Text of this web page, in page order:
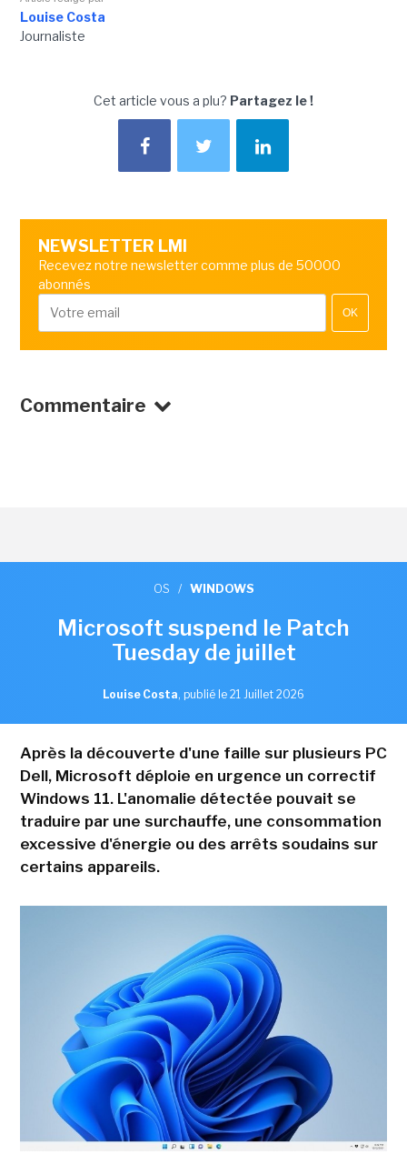
Louise Costa
Journaliste
Cet article vous a plu? Partagez le !
NEWSLETTER LMI
Recevez notre newsletter comme plus de 50000
abonnés
OK
Commentaire
OS / WINDOWS
Microsoft suspend le Patch
Tuesday de juillet
Louise Costa, publié le 21 Juillet 2026
Après la découverte d'une faille sur plusieurs PC
Dell, Microsoft déploie en urgence un correctif
Windows 11. L'anomalie détectée pouvait se
traduire par une surchauffe, une consommation
excessive d'énergie ou des arrêts soudains sur
certains appareils.